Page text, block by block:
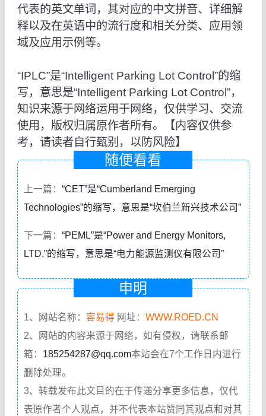
代表的英文单词，其对应的中文拼音、详细解
释以及在英语中的流行度和相关分类、应用领
域及应用示例等。
“IPLC”是“Intelligent Parking Lot Control”的缩
写，意思是“Intelligent Parking Lot Control”，
知识来源于网络运用于网络，仅供学习、交流
使用，版权归属原作者所有。【内容仅供参
考，请读者自行甄别，以防风险】
随便看看
上一篇： “CET”是“Cumberland Emerging
Technologies”的缩写，意思是“坎伯兰新兴技术公司”
下一篇： “PEML”是“Power and Energy Monitors,
LTD.”的缩写，意思是“电力能源监测仪有限公司”
申明
1、网站名称： 容易得 网址： WWW.ROED.CN
2、网站的内容来源于网络，如有侵权，请联系邮
箱： 185254287@qq.com本站会在7个工作日内进行
删除处理。
3、转载发布此文目的在于传递分享更多信息，仅代
表原作者个人观点，并不代表本站赞同其观点和对其